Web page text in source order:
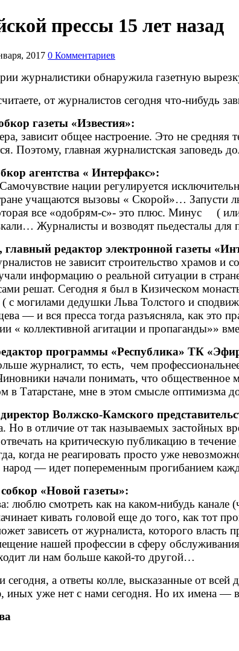
прессы 15 лет назад
2017 0 Комментариев
журналистики обнаружила газетную
от журналистов сегодня что-нибудь
газеты «Известия»:
зависит общее настроение. Это не
Поэтому, главная журналистская заповедь
агентства « Интерфакс»:
нации регулируется
учащаются вызовы « Скорой»… Запусти
все «одобрям-с»- это плюс. Минус (
Журналисты и возводят пьедесталы
редактор электронной газеты
не зависит строительство храмов
информацию о реальной ситуации в
решат. Сегодня я был в Кизическом
с могилами дедушки Льва Толстого и
— и вся пресса тогда разъясняла, как это
« коллективной агитации и пропаганды»»
программы «Республика» ТК
журналист, то есть, чем
начали понимать, что общественное
в Татарстане, мне в этом смысле оптимизма
Волжско-Камского
в отличие от так называемых застойных
на критическую публикацию в
когда не реагировать просто уже
народ — идет попеременным прогибанием
«Новой газеты»:
люблю смотреть как на каком-нибудь
кивать головой еще до того, как тот
зависеть от журналиста, которого
нашей профессии в сферу
ли нам больше какой-то другой…
сегодня, а ответы колле, высказанные от
иных уже нет с нами сегодня. Но их имена —